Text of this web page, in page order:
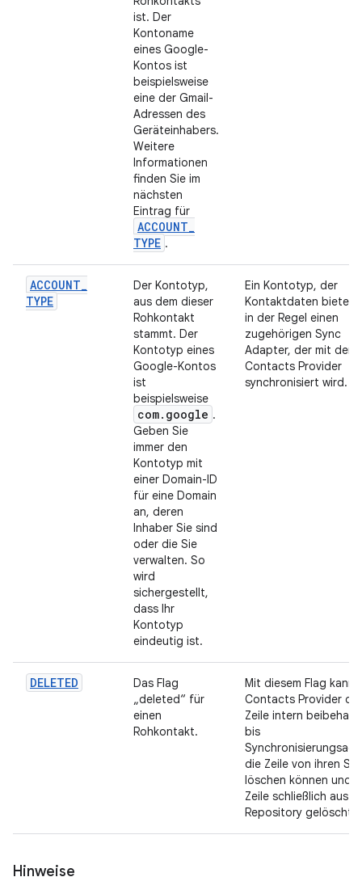
ist. Der
Kontoname
eines Google-
Kontos ist
beispielsweise
eine der Gmail-
Adressen des
Geräteinhabers.
Weitere
Informationen
finden Sie im
nächsten
Eintrag für
ACCOUNT_
TYPE .
ACCOUNT_
TYPE
Der Kontotyp,
aus dem dieser
Rohkontakt
stammt. Der
Kontotyp eines
Google-Kontos
ist
beispielsweise
com. google .
Geben Sie
immer den
Kontotyp mit
einer Domain-ID
für eine Domain
an, deren
Inhaber Sie sind
oder die Sie
verwalten. So
wird
sichergestellt,
dass Ihr
Kontotyp
eindeutig ist.
Ein Kontotyp, der
Kontaktdaten bietet,
in der Regel einen
zugehörigen Sync
Adapter, der mit dem
Contacts Provider
synchronisiert wird.
DELETED
Das Flag
„deleted“ für
einen
Rohkontakt.
Mit diesem Flag kann
Contacts Provider die
Zeile intern
bis
die Zeile von ihren
löschen können und
Zeile schließlich aus
Repository gelöscht
Hinweise